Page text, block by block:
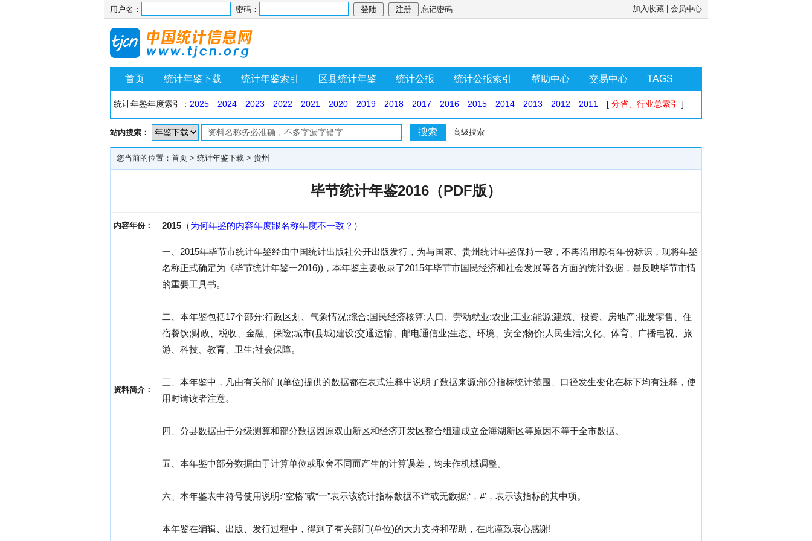
用户名： 密码： 忘记密码 加入收藏 会员中心
首页 统计年鉴下载 统计年鉴索引 区县统计年鉴 统计公报 统计公报索引 帮助中心 交易中心 TAGS
统计年鉴年度索引： 2025 2024 2023 2022 2021 2020 2019 2018 2017 2016 2015 2014 2013 2012 2011 [ 分省、行业总索引 ]
站内搜索： 高级搜索
您当前的位置： 首页 > 统计年鉴下载 > 贵州
毕节统计年鉴2016（PDF版）
内容年份： 2015 （为何年鉴的内容年度跟名称年度不一致？ ）
资料简介：
一、2015年毕节市统计年鉴经由中国统计出版社公开出版发行，为与国家、贵州统计年鉴保持一致，不再沿用原有年份标识，现将年鉴
名称正式确定为《毕节统计年鉴一2016))，本年鉴主要收录了2015年毕节市国民经济和社会发展等各方面的统计数据，是反映毕节市情
的重要工具书。
二、本年鉴包括17个部分:行政区划、气象情况;综合;国民经济核算;人口、劳动就业;农业;工业;能源;建筑、投资、房地产;批发零售、住
宿餐饮;财政、税收、金融、保险;城市(县城)建设;交通运输、邮电通信业;生态、环境、安全;物价;人民生活;文化、体育、广播电视、旅
游、科技、教育、卫生;社会保障。
三、本年鉴中，凡由有关部门(单位)提供的数据都在表式注释中说明了数据来源;部分指标统计范围、口径发生变化在标下均有注释，使
用时请读者注意。
四、分县数据由于分级测算和部分数据因原双山新区和经济开发区整合组建成立金海湖新区等原因不等于全市数据。
五、本年鉴中部分数据由于计算单位或取舍不同而产生的计算误差，均未作机械调整。
六、本年鉴表中符号使用说明:“空格”或“一”表示该统计指标数据不详或无数据;‘，#’，表示该指标的其中项。
本年鉴在编辑、出版、发行过程中，得到了有关部门(单位)的大力支持和帮助，在此谨致衷心感谢!